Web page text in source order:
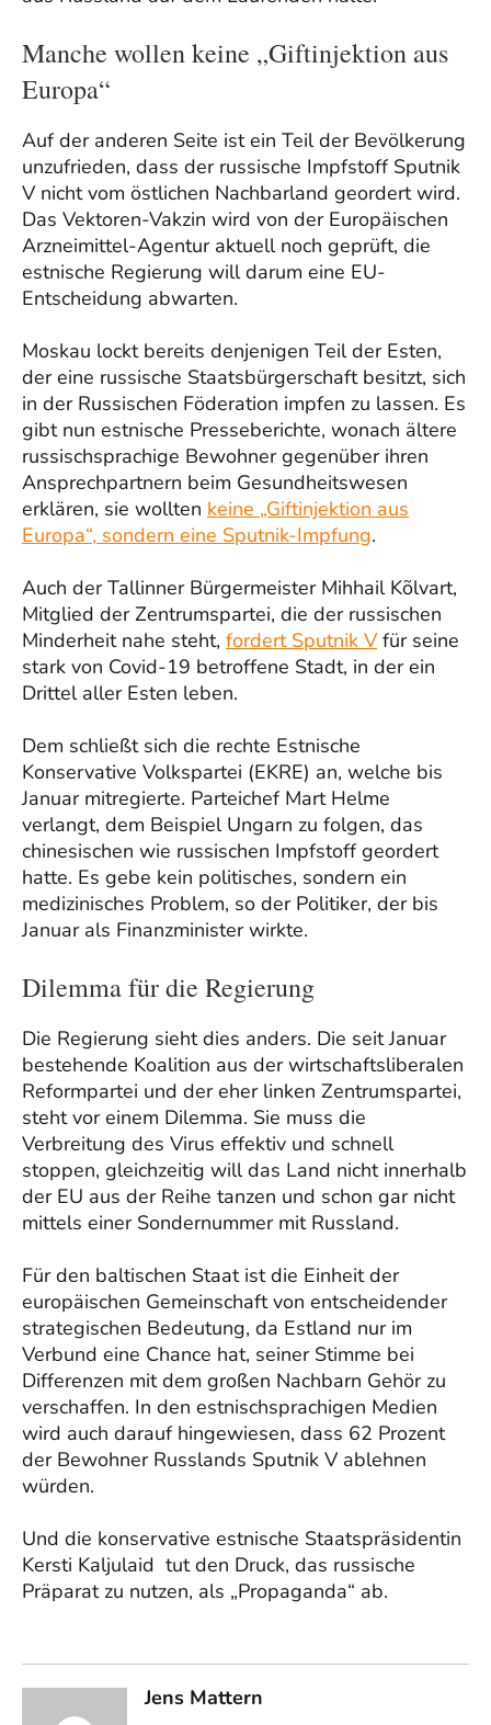
Manche wollen keine „Giftinjektion aus
Europa“
Auf der anderen Seite ist ein Teil der Bevölkerung
unzufrieden, dass der russische Impfstoff Sputnik
V nicht vom östlichen Nachbarland geordert wird.
Das Vektoren-Vakzin wird von der Europäischen
Arzneimittel-Agentur aktuell noch geprüft, die
estnische Regierung will darum eine EU-
Entscheidung abwarten.
Moskau lockt bereits denjenigen Teil der Esten,
der eine russische Staatsbürgerschaft besitzt, sich
in der Russischen Föderation impfen zu lassen. Es
gibt nun estnische Presseberichte, wonach ältere
russischsprachige Bewohner gegenüber ihren
Ansprechpartnern beim Gesundheitswesen
erklären, sie wollten keine „Giftinjektion aus
Europa“, sondern eine Sputnik-Impfung.
Auch der Tallinner Bürgermeister Mihhail Kõlvart,
Mitglied der Zentrumspartei, die der russischen
Minderheit nahe steht, fordert Sputnik V für seine
stark von Covid-19 betroffene Stadt, in der ein
Drittel aller Esten leben.
Dem schließt sich die rechte Estnische
Konservative Volkspartei (EKRE) an, welche bis
Januar mitregierte. Parteichef Mart Helme
verlangt, dem Beispiel Ungarn zu folgen, das
chinesischen wie russischen Impfstoff geordert
hatte. Es gebe kein politisches, sondern ein
medizinisches Problem, so der Politiker, der bis
Januar als Finanzminister wirkte.
Dilemma für die Regierung
Die Regierung sieht dies anders. Die seit Januar
bestehende Koalition aus der wirtschaftsliberalen
Reformpartei und der eher linken Zentrumspartei,
steht vor einem Dilemma. Sie muss die
Verbreitung des Virus effektiv und schnell
stoppen, gleichzeitig will das Land nicht innerhalb
der EU aus der Reihe tanzen und schon gar nicht
mittels einer Sondernummer mit Russland.
Für den baltischen Staat ist die Einheit der
europäischen Gemeinschaft von entscheidender
strategischen Bedeutung, da Estland nur im
Verbund eine Chance hat, seiner Stimme bei
Differenzen mit dem großen Nachbarn Gehör zu
verschaffen. In den estnischsprachigen Medien
wird auch darauf hingewiesen, dass 62 Prozent
der Bewohner Russlands Sputnik V ablehnen
würden.
Und die konservative estnische Staatspräsidentin
Kersti Kaljulaid tut den Druck, das russische
Präparat zu nutzen, als „Propaganda“ ab.
Jens Mattern